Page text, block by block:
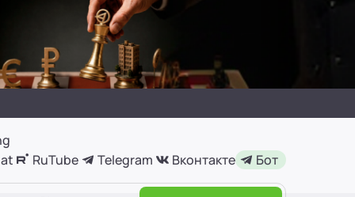
RuTube Telegram Вконтакте Бот